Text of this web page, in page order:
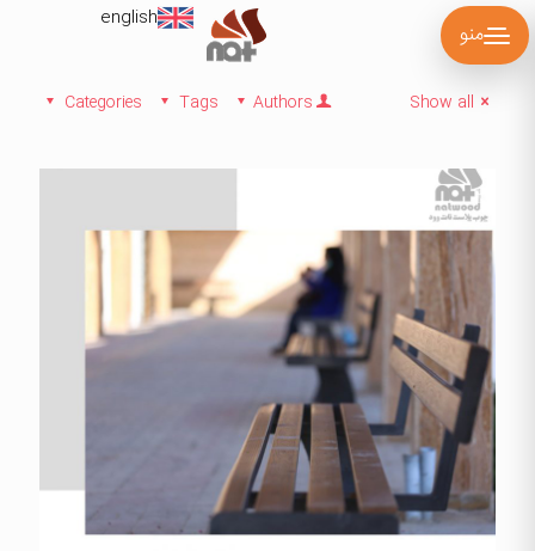
منو
english
Categories Tags Authors Show all